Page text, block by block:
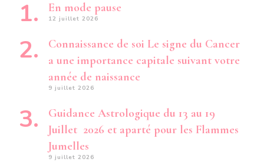
En mode pause
12 juillet 2026
Connaissance de soi Le signe du Cancer
a une importance capitale suivant votre
année de naissance
9 juillet 2026
Guidance Astrologique du 13 au 19
Juillet 2026 et aparté pour les Flammes
Jumelles
9 juillet 2026